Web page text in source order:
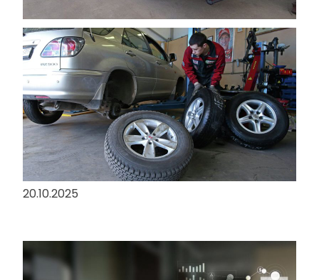
Особливості шиномонтажу та
зберігання шин у міжсезоння
20.10.2025